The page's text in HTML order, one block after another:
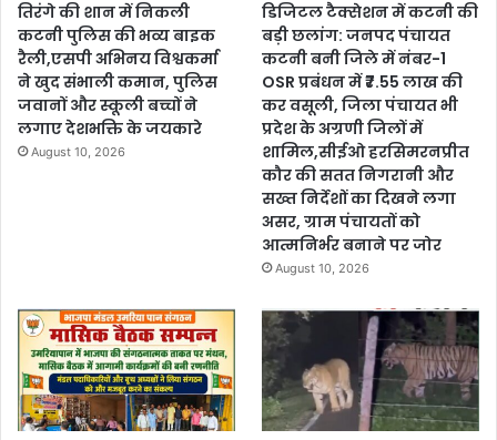
तिरंगे की शान में निकली
कटनी पुलिस की भव्य बाइक
रैली,एसपी अभिनय विश्वकर्मा
ने खुद संभाली कमान, पुलिस
जवानों और स्कूली बच्चों ने
लगाए देशभक्ति के जयकारे
August 10, 2026
डिजिटल टैक्सेशन में कटनी की
बड़ी छलांग: जनपद पंचायत
कटनी बनी जिले में नंबर-1
OSR प्रबंधन में ₹7.55 लाख की
कर वसूली, जिला पंचायत भी
प्रदेश के अग्रणी जिलों में
शामिल,सीईओ हरसिमरनप्रीत
कौर की सतत निगरानी और
सख्त निर्देशों का दिखने लगा
असर, ग्राम पंचायतों को
आत्मनिर्भर बनाने पर जोर
August 10, 2026